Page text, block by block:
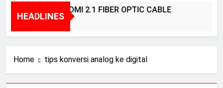
HEADLINES
BRIDGEE – HDMI 2.1 FIBER OPTIC CABLE
Home tips konversi analog ke digital